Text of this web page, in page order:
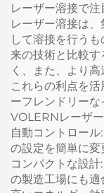
レーザー溶接で
レーザー溶接は
して溶接を行う
来の技術と比較
く、また、より
これらの利点を
ーフレンドリーな
VOLERNレーザ
自動コントロー
の設定を簡単に変
コンパクトな設
の製造工場にも適